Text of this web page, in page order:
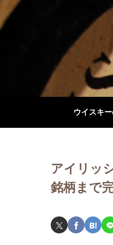
ウイスキ
アイリッ
銘柄まで